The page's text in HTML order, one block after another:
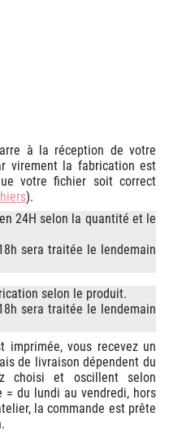
à la réception de votre
virement la fabrication est
votre fichier soit correct
).
24H selon la quantité et le
sera traitée le lendemain
selon le produit.
sera traitée le lendemain
imprimée, vous recevez un
de livraison dépendent du
choisi et oscillent selon
du lundi au vendredi, hors
la commande est prête